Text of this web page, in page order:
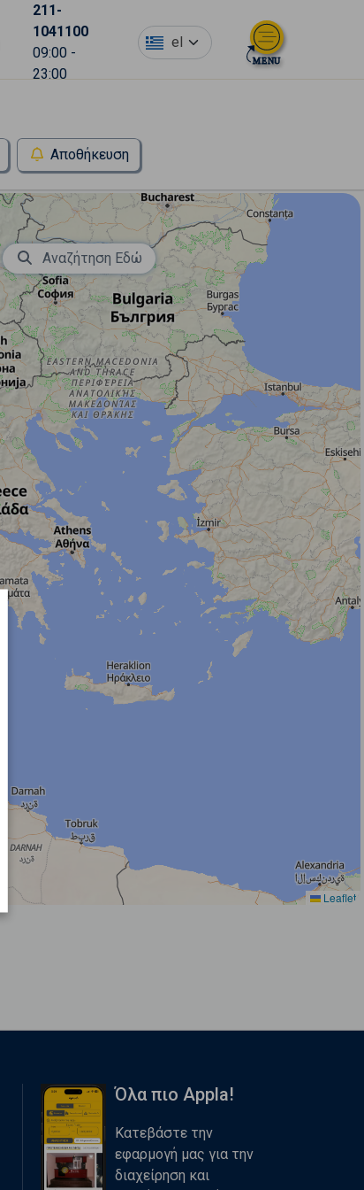
211-
1041100
09:00 -
23:00
el
Αποθήκευση
Leaflet
Αναζήτηση Εδώ
Όλα πιο Appla!
Κατεβάστε την
εφαρμογή μας για την
διαχείρηση και